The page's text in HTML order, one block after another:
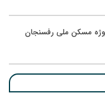
مسکن ملی رفسنجان